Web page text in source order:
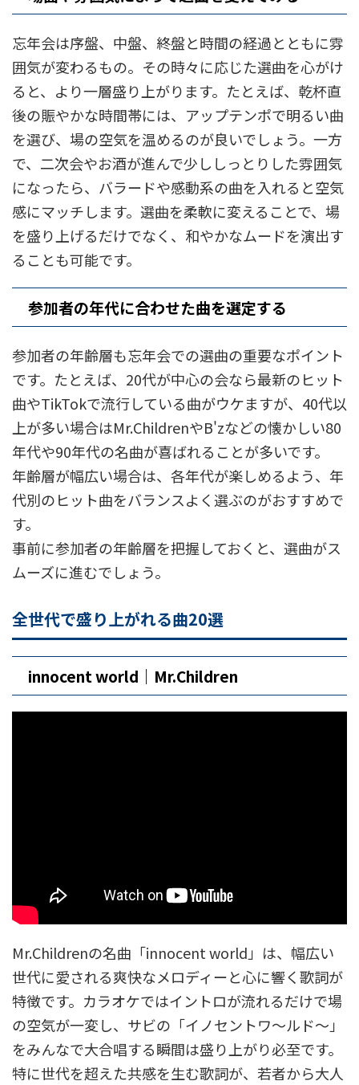
忘年会は序盤、中盤、終盤と時間の経過とともに雰
囲気が変わるもの。その時々に応じた選曲を心がけ
ると、より一層盛り上がります。たとえば、乾杯直
後の賑やかな時間帯には、アップテンポで明るい曲
を選び、場の空気を温めるのが良いでしょう。一方
で、二次会やお酒が進んで少ししっとりした雰囲気
になったら、バラードや感動系の曲を入れると空気
感にマッチします。選曲を柔軟に変えることで、場
を盛り上げるだけでなく、和やかなムードを演出す
ることも可能です。
参加者の年代に合わせた曲を選定する
参加者の年齢層も忘年会での選曲の重要なポイント
です。たとえば、20代が中心の会なら最新のヒット
曲やTikTokで流行している曲がウケますが、40代以
上が多い場合はMr.ChildrenやB'zなどの懐かしい80
年代や90年代の名曲が喜ばれることが多いです。
年齢層が幅広い場合は、各年代が楽しめるよう、年
代別のヒット曲をバランスよく選ぶのがおすすめで
す。
事前に参加者の年齢層を把握しておくと、選曲がス
ムーズに進むでしょう。
全世代で盛り上がれる曲20選
innocent world｜Mr.Children
Mr.Childrenの名曲「innocent world」は、幅広い
世代に愛される爽快なメロディーと心に響く歌詞が
特徴です。カラオケではイントロが流れるだけで場
の空気が一変し、サビの「イノセントワ～ルド～」
をみんなで大合唱する瞬間は盛り上がり必至です。
特に世代を超えた共感を生む歌詞が、若者から大人